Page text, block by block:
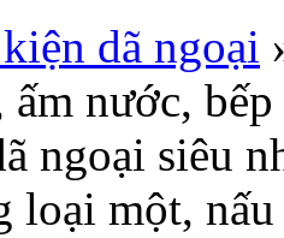
dã ngoại
ấm nước,
ngoại siêu
loại một,